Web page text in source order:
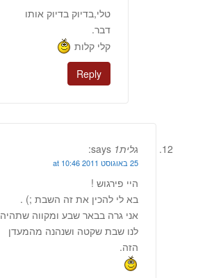
טלי,בדיוק בדיוק אותו
דבר.
קלי קלות
Reply
גלית1 says:
25 באוגוסט 2011 at 10:46
היי פירגוש !
בא לי להכין את זה השבת ;) .
אני גרה בבאר שבע ומקווה שתהיה
לנו שבת שקטה ושנהנה מהמעדן
הזה.